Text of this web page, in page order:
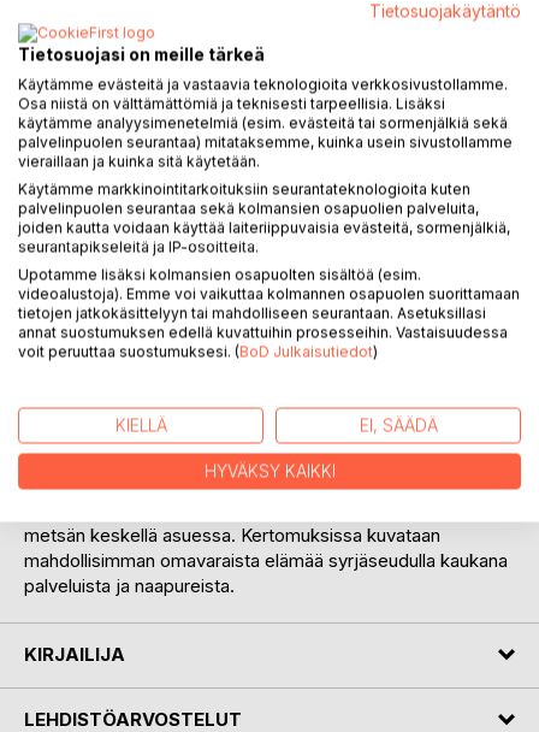
LISÄÄ OSTOSKORIIN
Lisää muistilistalle
Arvostele tuote
KUVAUS
Kirjan kaikki tarinat perustuvat tositapahtumiin. Niissä
liikutaan luonnossa kaikkina vuodenaikoina. Tarkkaillaan
eläinten touhuja ja havainnoidaan lintujen pesintäpuuhia.
Metsästys ja koirat sekä kalastus ovat olennainen osa kirjan
metsän keskellä asuessa. Kertomuksissa kuvataan
mahdollisimman omavaraista elämää syrjäseudulla kaukana
palveluista ja naapureista.
KIRJAILIJA
LEHDISTÖARVOSTELUT
Tietosuojakäytäntö
Tietosuojasi on meille tärkeä
Käytämme evästeitä ja vastaavia teknologioita verkkosivustollamme.
Osa niistä on välttämättömiä ja teknisesti tarpeellisia. Lisäksi
käytämme analyysimenetelmiä (esim. evästeitä tai sormenjälkiä sekä
palvelinpuolen seurantaa) mitataksemme, kuinka usein sivustollamme
vieraillaan ja kuinka sitä käytetään.
Käytämme markkinointitarkoituksiin seurantateknologioita kuten
palvelinpuolen seurantaa sekä kolmansien osapuolien palveluita,
joiden kautta voidaan käyttää laiteriippuvaisia evästeitä, sormenjälkiä,
seurantapikseleitä ja IP-osoitteita.
Upotamme lisäksi kolmansien osapuolten sisältöä (esim.
videoalustoja). Emme voi vaikuttaa kolmannen osapuolen suorittamaan
tietojen jatkokäsittelyyn tai mahdolliseen seurantaan. Asetuksillasi
annat suostumuksen edellä kuvattuihin prosesseihin. Vastaisuudessa
voit peruuttaa suostumuksesi. (BoD Julkaisutiedot)
KIELLÄ EI, SÄÄDÄ
HYVÄKSY KAIKKI